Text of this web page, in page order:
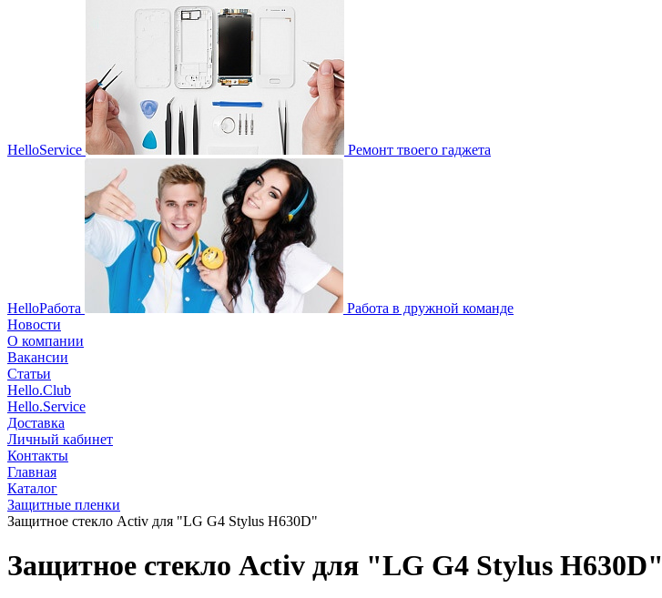
HelloService Ремонт твоего гаджета
HelloРабота
Работа в дружной команде
Новости
О компании
Вакансии
Статьи
Hello.Club
Hello.Service
Доставка
Личный кабинет
Контакты
Главная
Каталог
Защитные пленки
Защитное стекло Activ для "LG G4 Stylus H630D"
Защитное стекло Activ для "LG G4 Stylus H630D"